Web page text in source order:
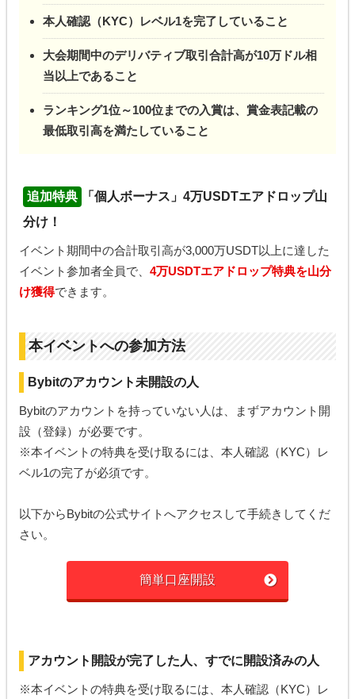
本人確認（KYC）レベル1を完了していること
大会期間中のデリバティブ取引合計高が10万ドル相
当以上であること
ランキング1位～100位までの入賞は、賞金表記載の
最低取引高を満たしていること
追加特典
「個人ボーナス」4万USDTエアドロップ山
分け！
イベント期間中の合計取引高が3,000万USDT以上に達した
イベント参加者全員で、 4万USDTエアドロップ特典を山分
け獲得できます。
本イベントへの参加方法
Bybitのアカウント未開設の人
Bybitのアカウントを持っていない人は、まずアカウント開
設（登録）が必要です。
※本イベントの特典を受け取るには、本人確認（KYC）レ
ベル1の完了が必須です。
以下からBybitの公式サイトへアクセスして手続きしてくだ
さい。
簡単口座開設
アカウント開設が完了した人、すでに開設済みの人
※本イベントの特典を受け取るには、本人確認（KYC）レ